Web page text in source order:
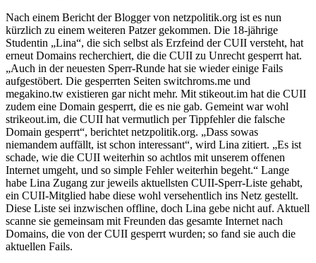
Nach einem Bericht der Blogger von netzpolitik.org ist es nun
kürzlich zu einem weiteren Patzer gekommen. Die 18-jährige
Studentin „Lina“, die sich selbst als Erzfeind der CUII versteht, hat
erneut Domains recherchiert, die die CUII zu Unrecht gesperrt hat.
„Auch in der neuesten Sperr-Runde hat sie wieder einige Fails
aufgestöbert. Die gesperrten Seiten switchroms.me und
megakino.tw existieren gar nicht mehr. Mit stikeout.im hat die CUII
zudem eine Domain gesperrt, die es nie gab. Gemeint war wohl
strikeout.im, die CUII hat vermutlich per Tippfehler die falsche
Domain gesperrt“, berichtet netzpolitik.org. „Dass sowas
niemandem auffällt, ist schon interessant“, wird Lina zitiert. „Es ist
schade, wie die CUII weiterhin so achtlos mit unserem offenen
Internet umgeht, und so simple Fehler weiterhin begeht.“ Lange
habe Lina Zugang zur jeweils aktuellsten CUII-Sperr-Liste gehabt,
ein CUII-Mitglied habe diese wohl versehentlich ins Netz gestellt.
Diese Liste sei inzwischen offline, doch Lina gebe nicht auf. Aktuell
scanne sie gemeinsam mit Freunden das gesamte Internet nach
Domains, die von der CUII gesperrt wurden; so fand sie auch die
aktuellen Fails.